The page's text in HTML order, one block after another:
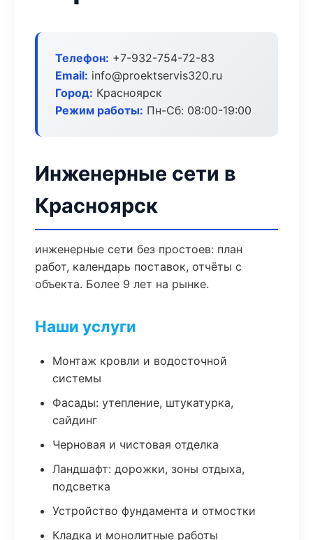
Телефон: +7-932-754-72-83
Email: info@proektservis320.ru
Город: Красноярск
Режим работы: Пн-Сб: 08:00-19:00
Инженерные сети в
Красноярск
инженерные сети без простоев: план
работ, календарь поставок, отчёты с
объекта. Более 9 лет на рынке.
Наши услуги
Монтаж кровли и водосточной
системы
Фасады: утепление, штукатурка,
сайдинг
Черновая и чистовая отделка
Ландшафт: дорожки, зоны отдыха,
подсветка
Устройство фундамента и отмостки
Кладка и монолитные работы